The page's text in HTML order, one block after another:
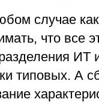
случае
что все
ИТ
типовых. А